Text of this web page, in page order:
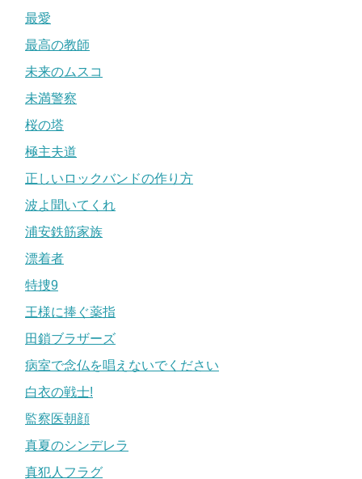
最愛
最高の教師
未来のムスコ
未満警察
桜の塔
極主夫道
正しいロックバンドの作り方
波よ聞いてくれ
浦安鉄筋家族
漂着者
特捜9
王様に捧ぐ薬指
田鎖ブラザーズ
病室で念仏を唱えないでください
白衣の戦士!
監察医朝顔
真夏のシンデレラ
真犯人フラグ